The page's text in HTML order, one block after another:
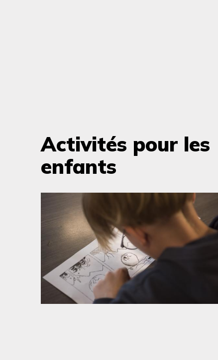
Activités pour les
enfants